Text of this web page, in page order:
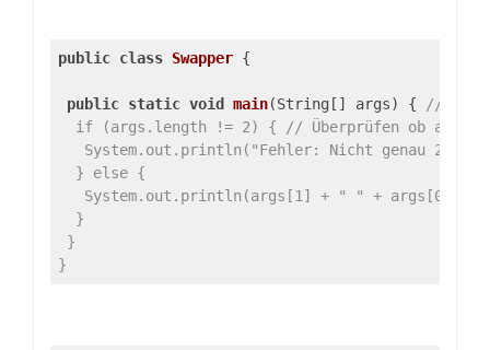
public class Swapper {
public static void main(String[] args) {
// das
if (args.length != 2) { // Überprüfen ob args
System.out.println("Fehler: Nicht genau 2
  } else {
System.out.println(args[1] + " " + args[0]);
  }
}
}